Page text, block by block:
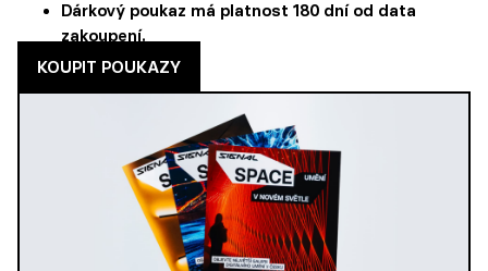
Dárkový poukaz má platnost 180 dní od data
zakoupení.
KOUPIT POUKAZY